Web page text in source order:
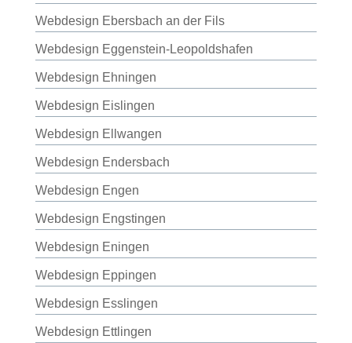
Webdesign Ebersbach an der Fils
Webdesign Eggenstein-Leopoldshafen
Webdesign Ehningen
Webdesign Eislingen
Webdesign Ellwangen
Webdesign Endersbach
Webdesign Engen
Webdesign Engstingen
Webdesign Eningen
Webdesign Eppingen
Webdesign Esslingen
Webdesign Ettlingen